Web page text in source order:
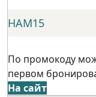
НАМ15
По промокоду
первом
На сайт